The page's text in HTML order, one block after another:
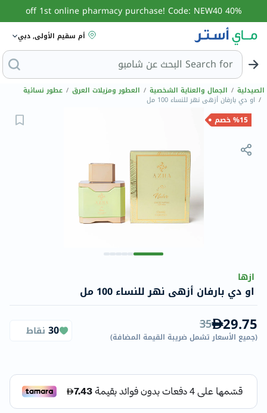
40% off 1st online pharmacy purchase! Code: NEW40
أم سقيم الأولى, دبي
Search for
الصيدلية / الجمال والعناية الشخصية / العطور ومزيلات العرق / عطور نسائية
/ او دي بارفان أزهى نهر للنساء 100 مل
%15 خصم
ازها
او دي بارفان أزهى نهر للنساء 100 مل
29.75
35
(جميع الأسعار تشمل ضريبة القيمة المضافة)
30 نقاط